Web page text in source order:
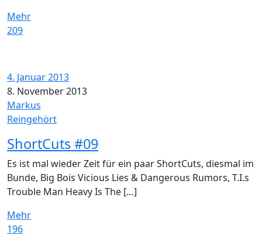
Mehr
209
4. Januar 2013
8. November 2013
Markus
Reingehört
ShortCuts #09
Es ist mal wieder Zeit für ein paar ShortCuts, diesmal im
Bunde, Big Bois Vicious Lies & Dangerous Rumors, T.I.s
Trouble Man Heavy Is The […]
Mehr
196